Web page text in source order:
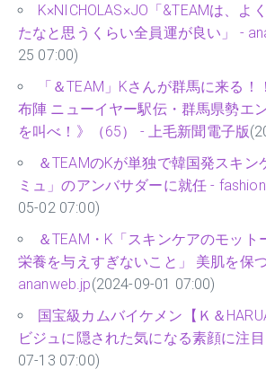
K×NICHOLAS×JO「&TEAMは、よ
たなと思うくらい全員運が良い」 -
25 07:00)
「＆TEAM」Kさんが群馬に来る
布陣 ニューイヤー駅伝・群馬県勢エ
を叫べ！》（65） - 上毛新聞電子版
＆TEAMのKが単独で韓国発スキン
ミュ」のアンバサダーに就任 -
05-02 07:00)
＆TEAM・K「スキンケアのモット
栄養を与えすぎないこと」 美肌を保
ananweb.jp(2024-09-01 07:00)
国宝級カムバイケメン【Ｋ＆
ビジュに隠された気になる素顔に注
07-13 07:00)